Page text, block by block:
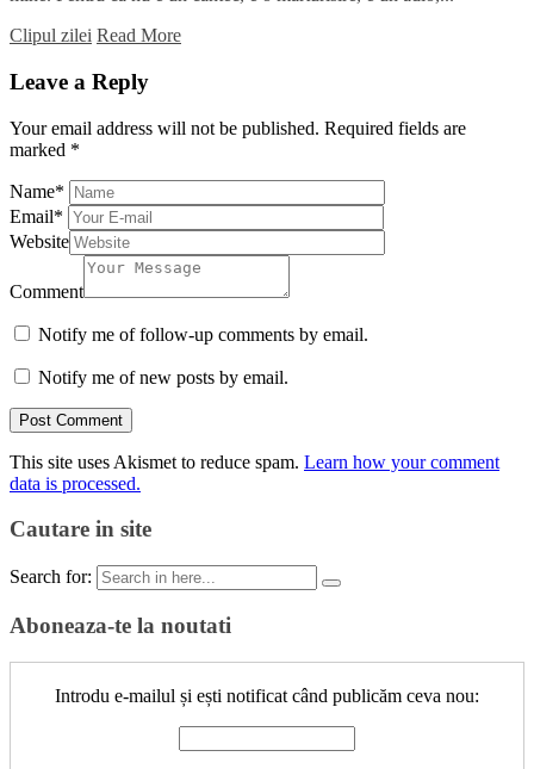
Clipul zilei Read More
Leave a Reply
Your email address will not be published. Required fields are
marked *
Name*
Email*
Website
Comment
Notify me of follow-up comments by email.
Notify me of new posts by email.
This site uses Akismet to reduce spam. Learn how your comment
data is processed.
Cautare in site
Search for:
Aboneaza-te la noutati
Introdu e-mailul și ești notificat când publicăm ceva nou: